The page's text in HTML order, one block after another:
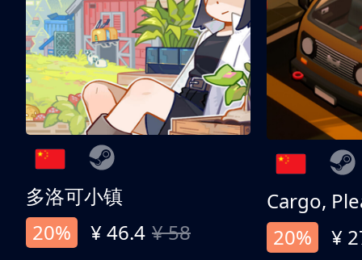
多洛可小镇
20%
¥ 46.4 ¥ 58
Cargo,
20%
¥